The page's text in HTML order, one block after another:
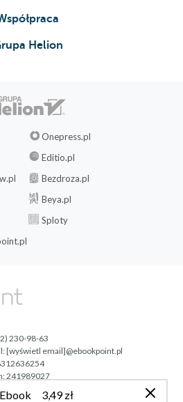
Ebook 3,49 zł
Helion
Onepress.pl
Editio.pl
Bezdroza.pl
Beya.pl
Sploty
230-98-63
[wyświetl email]@ebookpoint.pl
241989027